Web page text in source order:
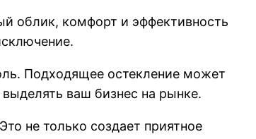
облик, комфорт и эффективность
Подходящее остекление может
ваш бизнес на рынке.
не только создает приятное